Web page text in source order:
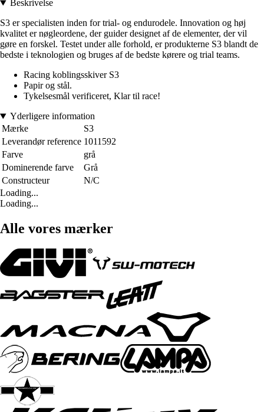
Beskrivelse
S3 er specialisten inden for trial- og endurodele. Innovation og høj
kvalitet er nøgleordene, der guider designet af de elementer, der vil
gøre en forskel. Testet under alle forhold, er produkterne S3 blandt de
bedste i teknologien og bruges af de bedste kørere og trial teams.
Racing koblingsskiver S3
Papir og stål.
Tykelsesmål verificeret, Klar til race!
Yderligere information
Mærke
S3
Leverandør reference 1011592
Farve
grå
Dominerende farve
Grå
Constructeur
N/C
Loading...
Loading...
Alle vores mærker